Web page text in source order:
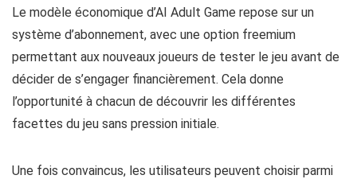
Le modèle économique d’AI Adult Game repose sur un
système d’abonnement, avec une option freemium
permettant aux nouveaux joueurs de tester le jeu avant de
décider de s’engager financièrement. Cela donne
l’opportunité à chacun de découvrir les différentes